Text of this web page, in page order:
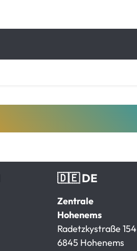
🇩🇪 DE
Zentrale
Hohenems
Radetzkystraße 154
6845 Hohenems